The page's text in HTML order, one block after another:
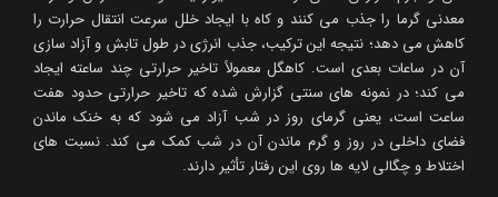
معدنی گرما را جذب می کنند و کاه با ایجاد خلل سرعت انتقال حرارت را
کاهش می دهد؛ نتیجه این ترکیب، جذب انرژی در طول تابش و آزاد سازی
آن در ساعات بعدی است. کاهگل معمولاً تاخیر حرارتی چند ساعته ایجاد
می کند؛ در نمونه های سنتی گزارش شده که تاخیر حرارتی حدود هفت
ساعت است، یعنی گرمای روز در شب آزاد می شود که به خنک ماندن
فضای داخلی در روز و گرم ماندن آن در شب کمک می کند. نسبت های
اختلاط و چگالی لایه ها روی این رفتار تأثیر دارند.